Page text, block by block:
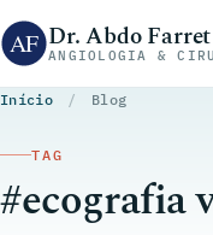
Pular para o conteúdo
Dr. Abdo Farret
ANGIOLOGIA &
Início / Blog
TAG
#ecografia